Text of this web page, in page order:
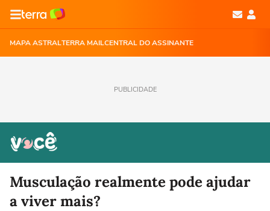
MAPA ASTRALTERRA MAILCENTRAL DO ASSINANTE
PUBLICIDADE
Musculação realmente pode ajudar
a viver mais?